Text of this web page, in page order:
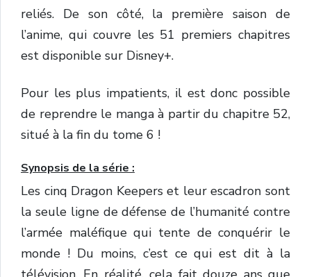
reliés. De son côté, la première saison de
l’anime, qui couvre les 51 premiers chapitres
est disponible sur Disney+.
Pour les plus impatients, il est donc possible
de reprendre le manga à partir du chapitre 52,
situé à la fin du tome 6 !
Synopsis de la série :
Les cinq Dragon Keepers et leur escadron sont
la seule ligne de défense de l’humanité contre
l’armée maléfique qui tente de conquérir le
monde ! Du moins, c’est ce qui est dit à la